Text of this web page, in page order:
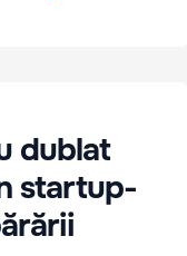
dublat
startup-